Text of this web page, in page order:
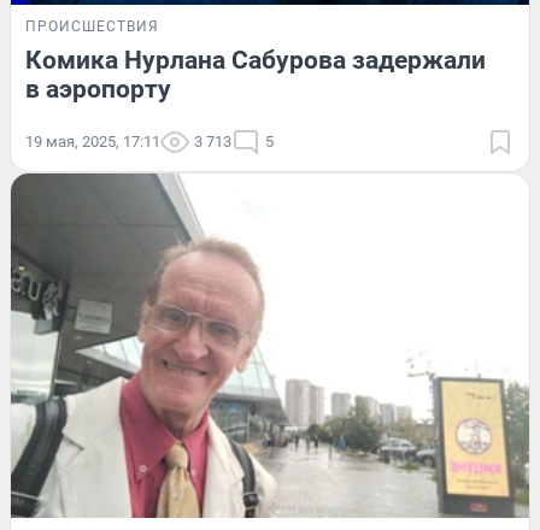
ПРОИСШЕСТВИЯ
Комика Нурлана Сабурова задержали
в аэропорту
19 мая, 2025, 17:11 3 713 5